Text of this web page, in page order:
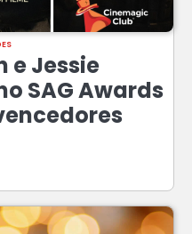
e Jessie
SAG Awards